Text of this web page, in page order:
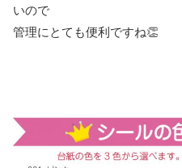
いので
管理にとても便利ですね👏